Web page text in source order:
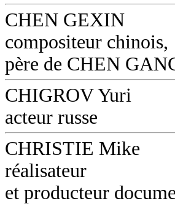
CHEN GEXIN
compositeur chinois,
père de CHEN
CHIGROV Yuri
acteur russe
CHRISTIE Mike
réalisateur
et producteur